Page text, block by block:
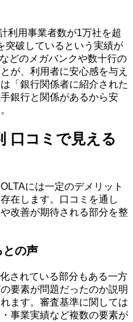
利用事業者数が1万社を超
突破しているという実績が
どのメガバンクや数十行の
が、利用者に安心感を与え
「銀行関係者に紹介された
銀行と関係があるから安
口コミで見える
には一定のデメリット
在します。口コミを通し
改善が期待される部分を整
との声
されている部分もある一方
要素が問題だったのか説明
ます。審査基準に関しては
事業実績など複数の要素が